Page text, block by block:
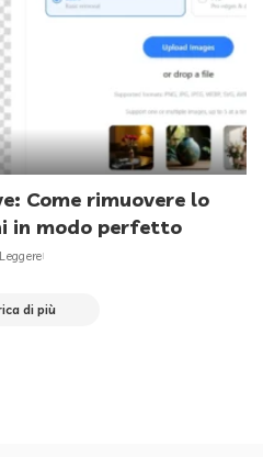
Come rimuovere lo
in modo perfetto
di più